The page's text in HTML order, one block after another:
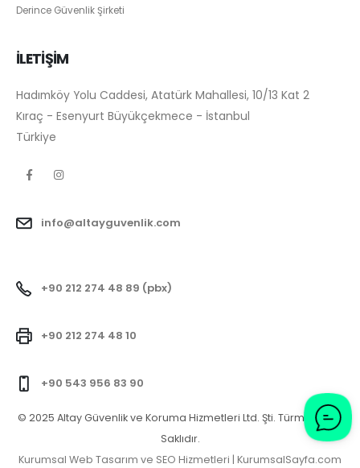
Derince Güvenlik Şirketi
İLETİŞİM
Hadımköy Yolu Caddesi, Atatürk Mahallesi, 10/13 Kat 2
Kıraç - Esenyurt Büyükçekmece - İstanbul
Türkiye
info@altayguvenlik.com
+90 212 274 48 89 (pbx)
+90 212 274 48 10
+90 543 956 83 90
© 2025 Altay Güvenlik ve Koruma Hizmetleri Ltd. Şti. Türm Hakları
Saklıdır.
Kurumsal Web Tasarım ve SEO Hizmetleri | KurumsalSayfa.com